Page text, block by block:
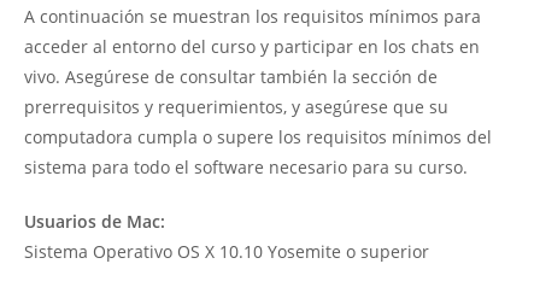
A continuación se muestran los requisitos mínimos para
acceder al entorno del curso y participar en los chats en
vivo. Asegúrese de consultar también la sección de
prerrequisitos y requerimientos, y asegúrese que su
computadora cumpla o supere los requisitos mínimos del
sistema para todo el software necesario para su curso.
Usuarios de Mac:
Sistema Operativo OS X 10.10 Yosemite o superior